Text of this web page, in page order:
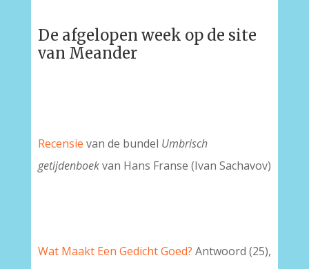
De afgelopen week op de site
van Meander
Recensie van de bundel Umbrisch
getijdenboekvan Hans Franse (Ivan Sachavov)
Wat Maakt Een Gedicht Goed? Antwoord (25),